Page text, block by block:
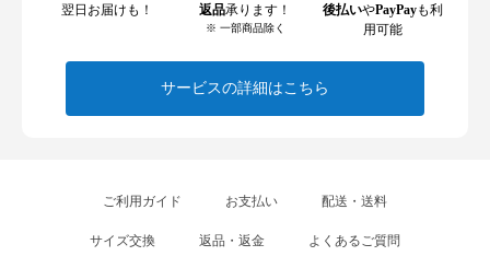
翌日お届けも！
返品承ります！
※ 一部商品除く
後払いやPayPayも利
用可能
サービスの詳細はこちら
ご利用ガイド お支払い 配送・送料
サイズ交換 返品・返金 よくあるご質問